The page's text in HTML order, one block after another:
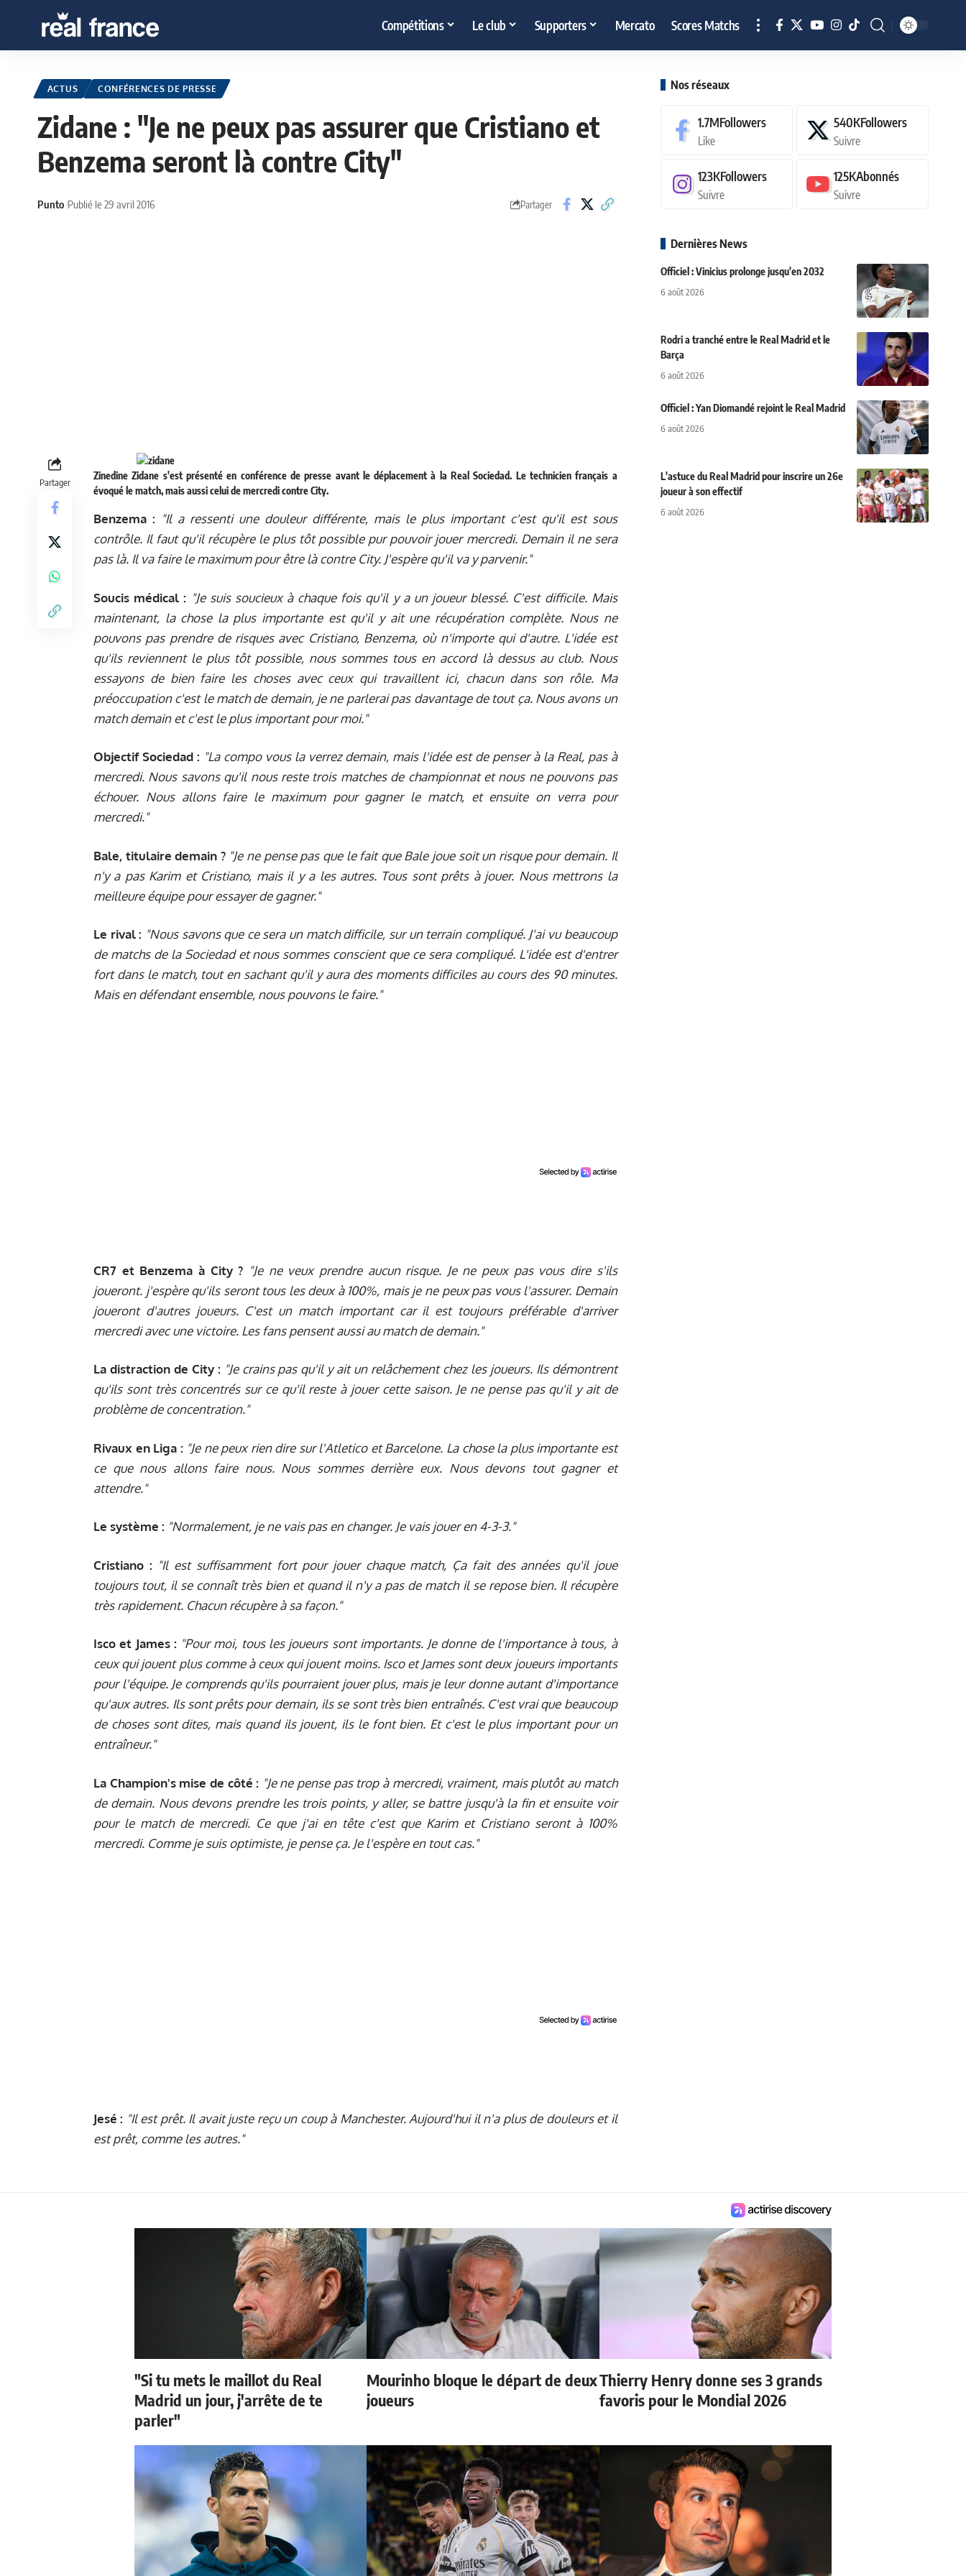
Compétitions Le club Supporters Mercato Scores Matchs
ACTUS CONFÉRENCES DE PRESSE
Zidane : "Je ne peux pas assurer que Cristiano et
Benzema seront là contre City"
Punto Publié le 29 avril 2016 Partager
Partager
Zinedine Zidane s'est présenté en conférence de presse avant le déplacement à la Real Sociedad. Le technicien français a
évoqué le match, mais aussi celui de mercredi contre City.
Benzema : "Il a ressenti une douleur différente, mais le plus important c'est qu'il est sous
contrôle. Il faut qu'il récupère le plus tôt possible pur pouvoir jouer mercredi. Demain il ne sera
pas là. Il va faire le maximum pour être là contre City. J'espère qu'il va y parvenir."
Soucis médical : "Je suis soucieux à chaque fois qu'il y a un joueur blessé. C'est difficile. Mais
maintenant, la chose la plus importante est qu'il y ait une récupération complète. Nous ne
pouvons pas prendre de risques avec Cristiano, Benzema, où n'importe qui d'autre. L'idée est
qu'ils reviennent le plus tôt possible, nous sommes tous en accord là dessus au club. Nous
essayons de bien faire les choses avec ceux qui travaillent ici, chacun dans son rôle. Ma
préoccupation c'est le match de demain, je ne parlerai pas davantage de tout ça. Nous avons un
match demain et c'est le plus important pour moi."
Objectif Sociedad : "La compo vous la verrez demain, mais l'idée est de penser à la Real, pas à
mercredi. Nous savons qu'il nous reste trois matches de championnat et nous ne pouvons pas
échouer. Nous allons faire le maximum pour gagner le match, et ensuite on verra pour
mercredi."
Bale, titulaire demain ? "Je ne pense pas que le fait que Bale joue soit un risque pour demain. Il
n'y a pas Karim et Cristiano, mais il y a les autres. Tous sont prêts à jouer. Nous mettrons la
meilleure équipe pour essayer de gagner."
Le rival : "Nous savons que ce sera un match difficile, sur un terrain compliqué. J'ai vu beaucoup
de matchs de la Sociedad et nous sommes conscient que ce sera compliqué. L'idée est d'entrer
fort dans le match, tout en sachant qu'il y aura des moments difficiles au cours des 90 minutes.
Mais en défendant ensemble, nous pouvons le faire."
CR7 et Benzema à City ? "Je ne veux prendre aucun risque. Je ne peux pas vous dire s'ils
joueront. j'espère qu'ils seront tous les deux à 100%, mais je ne peux pas vous l'assurer. Demain
joueront d'autres joueurs. C'est un match important car il est toujours préférable d'arriver
mercredi avec une victoire. Les fans pensent aussi au match de demain."
La distraction de City : "Je crains pas qu'il y ait un relâchement chez les joueurs. Ils démontrent
qu'ils sont très concentrés sur ce qu'il reste à jouer cette saison. Je ne pense pas qu'il y ait de
problème de concentration."
Rivaux en Liga : "Je ne peux rien dire sur l'Atletico et Barcelone. La chose la plus importante est
ce que nous allons faire nous. Nous sommes derrière eux. Nous devons tout gagner et
attendre."
Le système : "Normalement, je ne vais pas en changer. Je vais jouer en 4-3-3."
Cristiano : "Il est suffisamment fort pour jouer chaque match, Ça fait des années qu'il joue
toujours tout, il se connaît très bien et quand il n'y a pas de match il se repose bien. Il récupère
très rapidement. Chacun récupère à sa façon."
Isco et James : "Pour moi, tous les joueurs sont importants. Je donne de l'importance à tous, à
ceux qui jouent plus comme à ceux qui jouent moins. Isco et James sont deux joueurs importants
pour l'équipe. Je comprends qu'ils pourraient jouer plus, mais je leur donne autant d'importance
qu'aux autres. Ils sont prêts pour demain, ils se sont très bien entraînés. C'est vrai que beaucoup
de choses sont dites, mais quand ils jouent, ils le font bien. Et c'est le plus important pour un
entraîneur."
La Champion's mise de côté : "Je ne pense pas trop à mercredi, vraiment, mais plutôt au match
de demain. Nous devons prendre les trois points, y aller, se battre jusqu'à la fin et ensuite voir
pour le match de mercredi. Ce que j'ai en tête c'est que Karim et Cristiano seront à 100%
mercredi. Comme je suis optimiste, je pense ça. Je l'espère en tout cas."
Jesé : "Il est prêt. Il avait juste reçu un coup à Manchester. Aujourd'hui il n'a plus de douleurs et il
est prêt, comme les autres."
Nos réseaux
1.7MFollowers
Like
540KFollowers
Suivre
123KFollowers
Suivre
125KAbonnés
Suivre
Dernières News
Officiel : Vinicius prolonge jusqu'en 2032
6 août 2026
Rodri a tranché entre le Real Madrid et le
Barça
6 août 2026
Officiel : Yan Diomandé rejoint le Real Madrid
6 août 2026
L'astuce du Real Madrid pour inscrire un 26e
joueur à son effectif
6 août 2026
"Si tu mets le maillot du Real
Madrid un jour, j'arrête de te
parler"
Mourinho bloque le départ de deux
joueurs
Thierry Henry donne ses 3 grands
favoris pour le Mondial 2026